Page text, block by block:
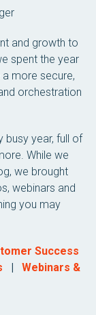
and growth to
spent the year
more secure,
orchestration
busy year, full of
While we
we brought
webinars and
you may
Success
| Webinars &